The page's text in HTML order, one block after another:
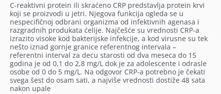
C-reaktivni protein ili skraćeno CRP predstavlja protein krvi
koji se proizvodi u jetri. Njegova funkcija ogleda se u
nespecifičnoj odbrani organizma od infektivnih agenasa i
razgradnih produkata ćelije. Najčešće su vrednosti CRP-a
izrazito visoke kod bakterijske infekcije, a kod virusne su tek
nešto iznad gornje granice referentnog intervala –
referentni interval za decu starosti od dva meseca do 15
godina je od 0,1 do 2,8 mg/L dok je za adolescente i odrasle
osobe od 0 do 5 mg/L. Na odgovor CRP-a potrebno je čekati
svega šest do osam sati, a najviše vrednosti dostiže 48 sata
nakon upale